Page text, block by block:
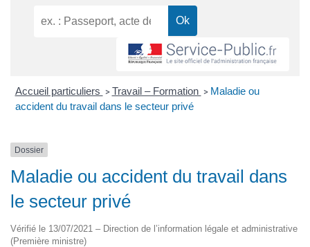
Accueil particuliers > Travail – Formation > Maladie ou
accident du travail dans le secteur privé
Dossier
Maladie ou accident du travail dans
le secteur privé
Vérifié le 13/07/2021 – Direction de l’information légale et administrative
(Première ministre)